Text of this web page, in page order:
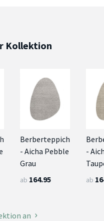
Kollektion
Berberteppich
- Aicha Pebble
Grau
ab 164.95
-
ab
an